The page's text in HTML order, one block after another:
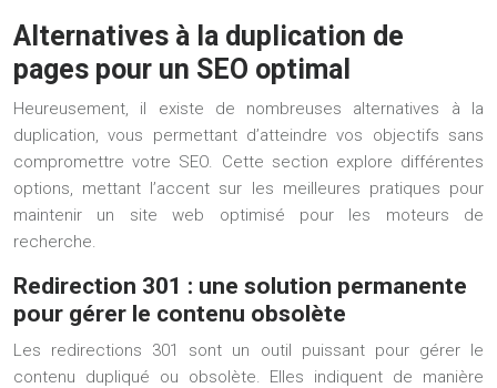
Alternatives à la duplication de
pages pour un SEO optimal
Heureusement, il existe de nombreuses alternatives à la
duplication, vous permettant d’atteindre vos objectifs sans
compromettre votre SEO. Cette section explore différentes
options, mettant l’accent sur les meilleures pratiques pour
maintenir un site web optimisé pour les moteurs de
recherche.
Redirection 301 : une solution permanente
pour gérer le contenu obsolète
Les redirections 301 sont un outil puissant pour gérer le
contenu dupliqué ou obsolète. Elles indiquent de manière